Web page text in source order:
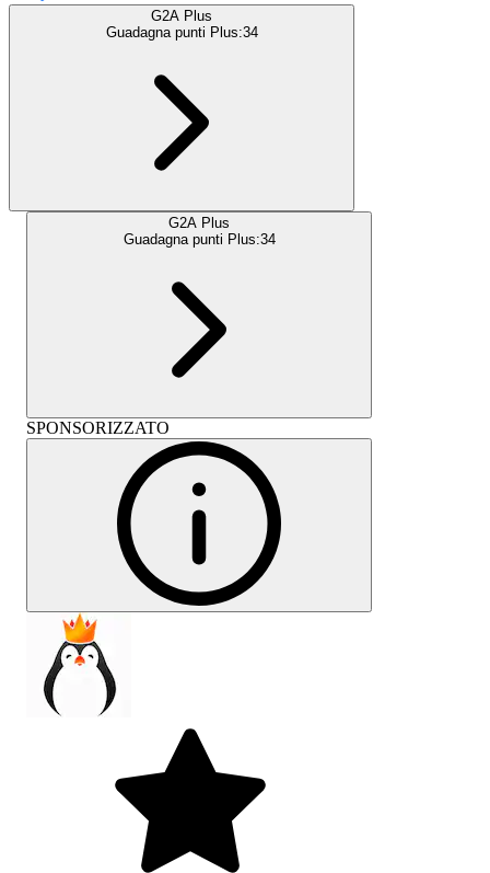
G2A Plus
Guadagna punti Plus:34
G2A Plus
Guadagna punti Plus:34
SPONSORIZZATO